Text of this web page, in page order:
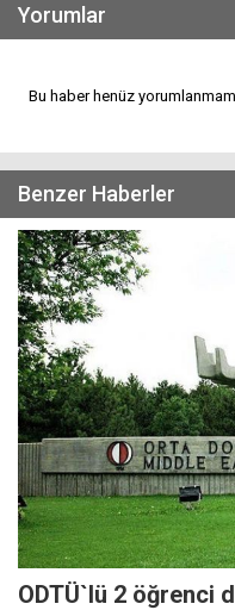
Yorumlar
Bu haber henüz
Benzer Haberler
ODTÜ`lü 2 öğrenci